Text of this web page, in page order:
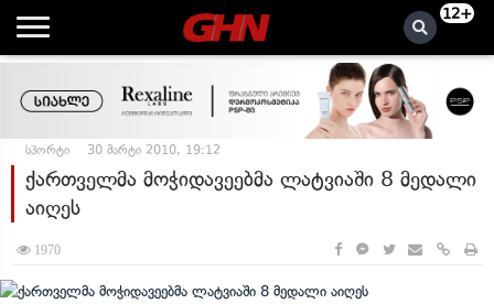
12+
სპორტი 30 მარტი 2010, 19:12
ქართველმა მოჭიდავეებმა ლატვიაში 8 მედალი
აიღეს
1970